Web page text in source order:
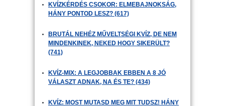
KVÍZKÉRDÉS CSOKOR: ELMEBAJNOKSÁG,
HÁNY PONTOD LESZ? (617)
BRUTÁL NEHÉZ MŰVELTSÉGI KVÍZ, DE NEM
MINDENKINEK, NEKED HOGY SIKERÜLT?
(741)
KVÍZ-MIX: A LEGJOBBAK EBBEN A 8 JÓ
VÁLASZT ADNAK, NA ÉS TE? (434)
KVÍZ: MOST MUTASD MEG MIT TUDSZ! HÁNY